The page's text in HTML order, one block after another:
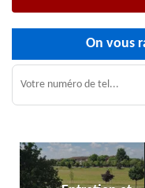
On vous